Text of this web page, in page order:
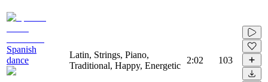
Spanish
dance
Latin, Strings, Piano,
Traditional, Happy, Energetic
2:02 103